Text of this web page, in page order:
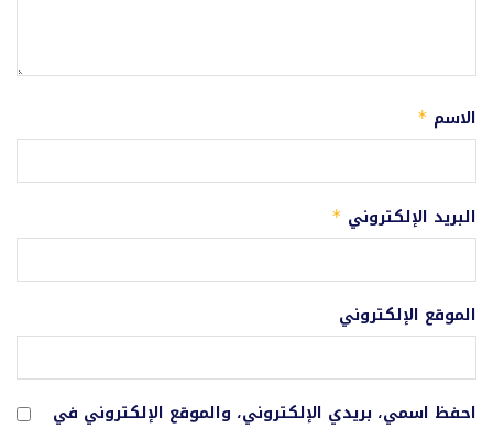
الاسم *
البريد الإلكتروني *
الموقع الإلكتروني
احفظ اسمي، بريدي الإلكتروني، والموقع الإلكتروني في